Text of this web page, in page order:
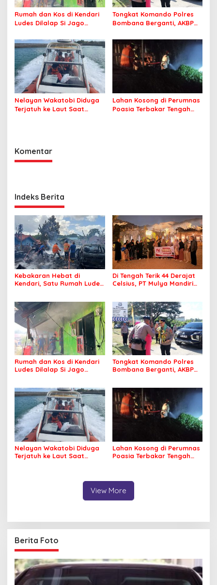
Rumah dan Kos di Kendari
Ludes Dilalap Si Jago
Tongkat Komando Polres
Bombana Berganti, AKBP
Kepolisian Bombana
Nelayan Wakatobi Diduga
Terjatuh ke Laut Saat
Lahan Kosong di Perumnas
Poasia Terbakar Tengah
Komentar
Indeks Berita
Kebakaran Hebat di
Kendari, Satu Rumah Ludes
Di Tengah Terik 44 Derajat
Celsius, PT Mulya Mandiri
Nyaman Beribadah
Rumah dan Kos di Kendari
Ludes Dilalap Si Jago
Tongkat Komando Polres
Bombana Berganti, AKBP
Nelayan Wakatobi Diduga
Terjatuh ke Laut Saat
Lahan Kosong di Perumnas
Poasia Terbakar Tengah
View More
Berita Foto